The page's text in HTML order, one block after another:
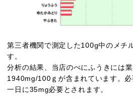
第三者機関で測定した100g中のメチ
す。
分析の結果、当店のべにふうきには
1940mg/100ｇが含まれています。
一日に35mg必要とされます。